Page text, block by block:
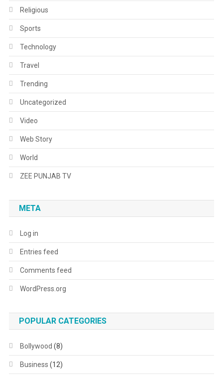
Religious
Sports
Technology
Travel
Trending
Uncategorized
Video
Web Story
World
ZEE PUNJAB TV
META
Log in
Entries feed
Comments feed
WordPress.org
POPULAR CATEGORIES
Bollywood (8)
Business (12)